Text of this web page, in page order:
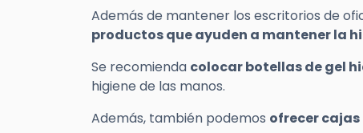
Además de mantener los escritorios de
productos que ayuden a mantener la
Se recomienda colocar botellas de gel
higiene de las manos.
Además, también podemos ofrecer